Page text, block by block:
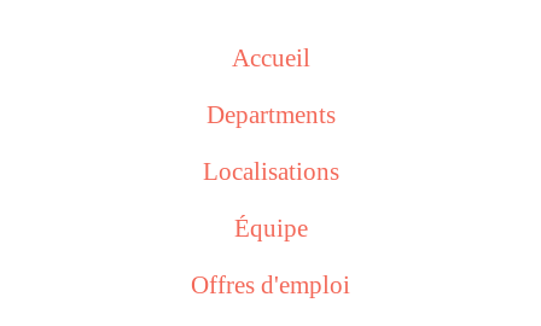
Accueil
Departments
Localisations
Équipe
Offres d'emploi